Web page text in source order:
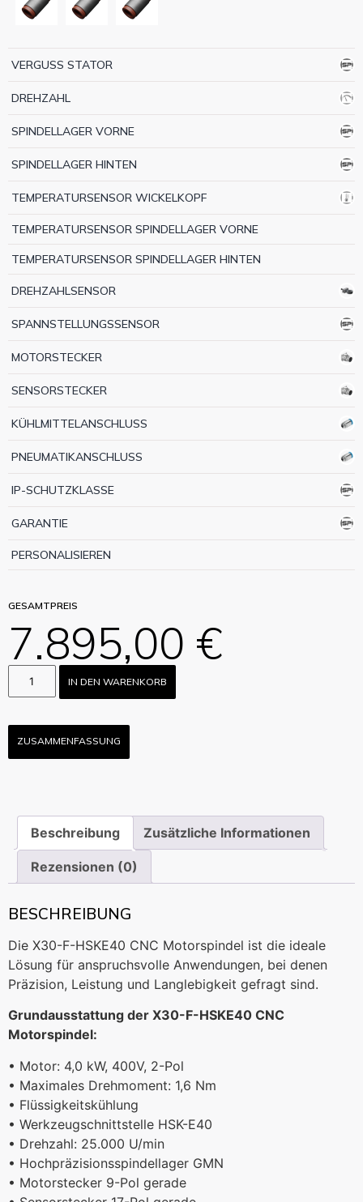
VERGUSS STATOR
DREHZAHL
SPINDELLAGER VORNE
SPINDELLAGER HINTEN
TEMPERATURSENSOR WICKELKOPF
TEMPERATURSENSOR SPINDELLAGER VORNE
TEMPERATURSENSOR SPINDELLAGER HINTEN
DREHZAHLSENSOR
SPANNSTELLUNGSSENSOR
MOTORSTECKER
SENSORSTECKER
KÜHLMITTELANSCHLUSS
PNEUMATIKANSCHLUSS
IP-SCHUTZKLASSE
GARANTIE
PERSONALISIEREN
GESAMTPREIS
7.895,00 €
IN DEN WARENKORB
ZUSAMMENFASSUNG
Beschreibung Zusätzliche Informationen
Rezensionen (0)
BESCHREIBUNG
Die X30-F-HSKE40 CNC Motorspindel ist die ideale
Lösung für anspruchsvolle Anwendungen, bei denen
Präzision, Leistung und Langlebigkeit gefragt sind.
Grundausstattung der X30-F-HSKE40 CNC
Motorspindel:
• Motor: 4,0 kW, 400V, 2-Pol
• Maximales Drehmoment: 1,6 Nm
• Flüssigkeitskühlung
• Werkzeugschnittstelle HSK-E40
• Drehzahl: 25.000 U/min
• Hochpräzisionsspindellager GMN
• Motorstecker 9-Pol gerade